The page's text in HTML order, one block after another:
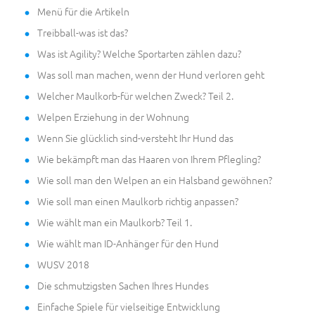
Menü für die Artikeln
Treibball-was ist das?
Was ist Agility? Welche Sportarten zählen dazu?
Was soll man machen, wenn der Hund verloren geht
Welcher Maulkorb-für welchen Zweck? Teil 2.
Welpen Erziehung in der Wohnung
Wenn Sie glücklich sind-versteht Ihr Hund das
Wie bekämpft man das Haaren von Ihrem Pflegling?
Wie soll man den Welpen an ein Halsband gewöhnen?
Wie soll man einen Maulkorb richtig anpassen?
Wie wählt man ein Maulkorb? Teil 1.
Wie wählt man ID-Anhänger für den Hund
WUSV 2018
Die schmutzigsten Sachen Ihres Hundes
Einfache Spiele für vielseitige Entwicklung